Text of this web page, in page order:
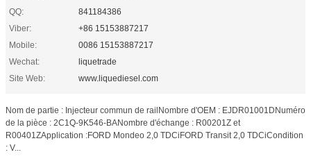
QQ:
841184386
Viber:
+86 15153887217
Mobile:
0086 15153887217
Wechat:
liquetrade
Site Web:
www.liquediesel.com
Nom de partie : Injecteur commun de railNombre d'OEM : EJDR01001DNuméro
de la pièce : 2C1Q-9K546-BANombre d'échange : R00201Z et
R00401ZApplication :FORD Mondeo 2,0 TDCiFORD Transit 2,0 TDCiCondition
: V...